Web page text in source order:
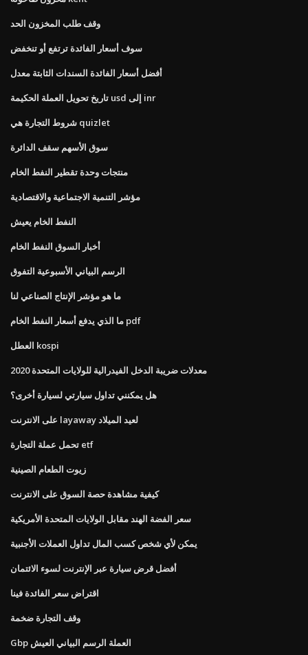
وقف طلب المخزون الحد
سوف أسعار الفائدة ترتفع أو تنخفض
أفضل أسعار الفائدة السندات الثابتة معدل
تاريخ تحويل العملة الحكيمة usd إلى inr
شروط التجارة هي quizlet
سوق الأسهم سقف الدائرة
منتجات وحدة تقطير النفط الخام
مؤشر التنمية الاجتماعية والاقتصادية
النفط الخام يعيش
أخبار السوق النفط الخام
الرسم البياني الأسبوعية التفوق
ما هو مؤشر الإنتاج الصناعي لنا
ما الذي يدفع أسعار النفط الخام pdf
العطل kospi
معدلات ضريبة الدخل الفيدرالية للولايات المتحدة 2020
هل يمكنني تداول سيارتي لسيارة أخرى؟
على الانترنت layaway لعيد الميلاد
تحمل عملة التجارة etf
زيوت الطعام الصينية
كيفية مشاهدة حصة السوق على الانترنت
سعر الفضة الهند مقابل الولايات المتحدة الأمريكية
يمكن لأي شخص كسب المال تداول العملات الأجنبية
أفضل قرض سيارة عبر الإنترنت لسوء الائتمان
اقتراض سعر الفائدة فينا
وقف التجارة ضخمة
Gbp العملة الرسم البياني العيش